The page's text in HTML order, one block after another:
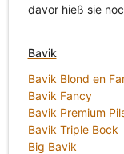
davor hieß sie
Bavik
Bavik Blond en
Bavik Fancy
Bavik Premium
Bavik Triple Bock
Big Bavik